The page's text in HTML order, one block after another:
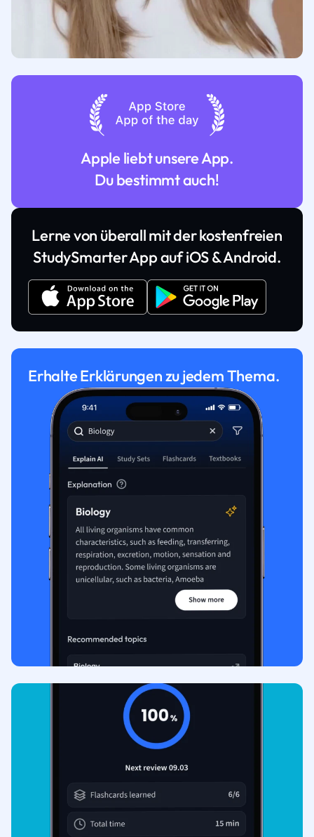
Apple liebt unsere App.
Du bestimmt auch!
Lerne von überall mit der kostenfreien
StudySmarter App auf iOS & Android.
Erhalte Erklärungen zu jedem Thema.